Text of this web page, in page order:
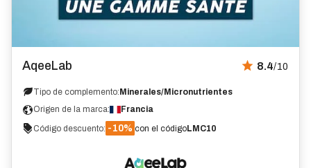
AqeeLab 8.4/10
Tipo de complemento:Minerales/Micronutrientes
Origen de la marca:
Francia
Código descuento: -10% con el códigoLMC10